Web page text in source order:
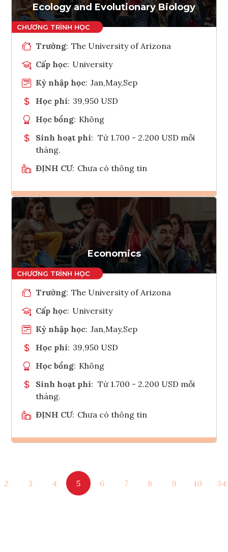
Ecology and Evolutionary Biology
Trường: The University of Arizona
Cấp học: University
Kỳ nhập học: Jan,May,Sep
Học phí: 39,950 USD
Học bổng: Không
Sinh hoạt phí: Từ 1.700 - 2.200 USD mỗi
tháng.
ĐỊNH CƯ: Chưa có thông tin
Ghi danh
Tham vấn Interlink
Economics
Trường: The University of Arizona
Cấp học: University
Kỳ nhập học: Jan,May,Sep
Học phí: 39,950 USD
Học bổng: Không
Sinh hoạt phí: Từ 1.700 - 2.200 USD mỗi
tháng.
ĐỊNH CƯ: Chưa có thông tin
Tham vấn Interlink
2 3 4 5 6 7 8 9 10 34